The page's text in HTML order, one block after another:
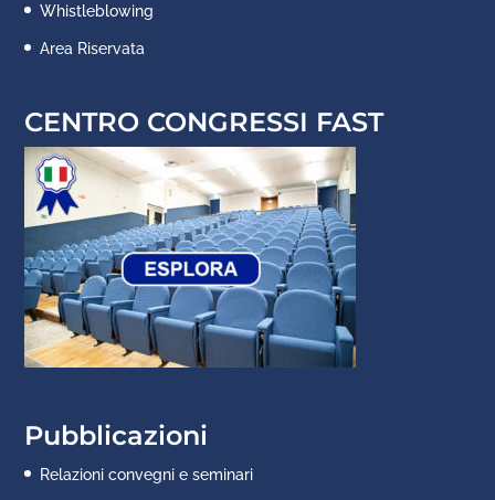
Whistleblowing
Area Riservata
CENTRO CONGRESSI FAST
Pubblicazioni
Relazioni convegni e seminari